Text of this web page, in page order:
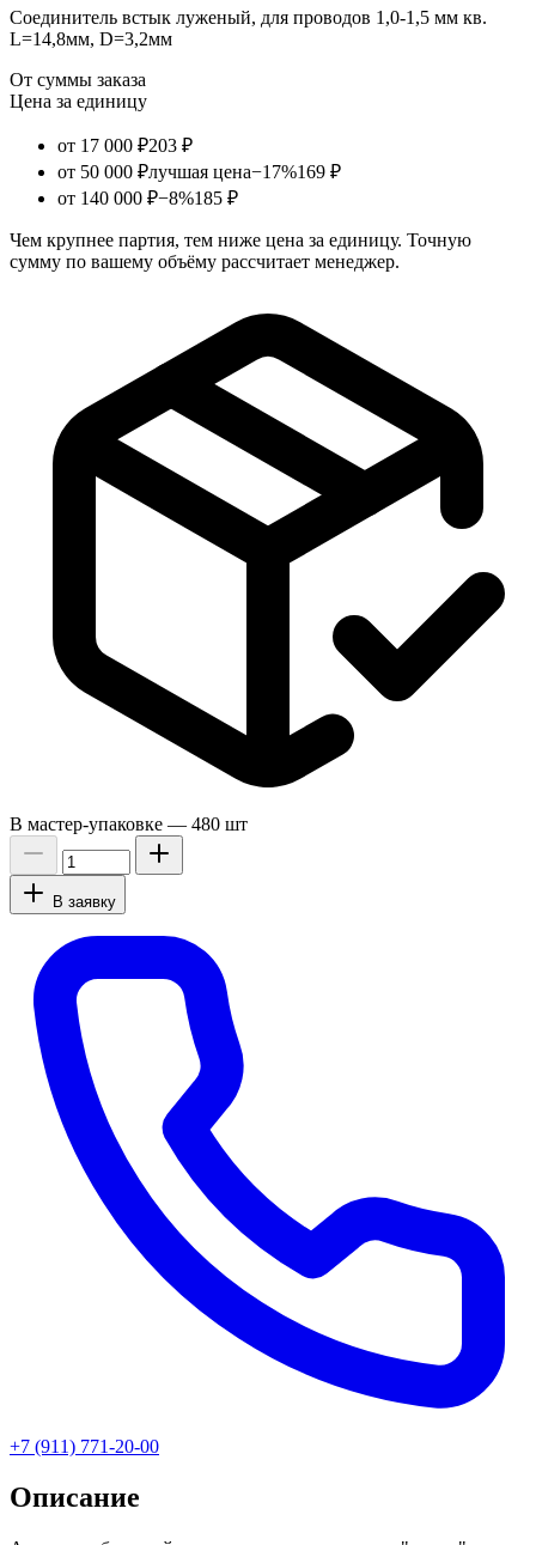
Соединитель встык луженый, для проводов 1,0-1,5 мм кв.
L=14,8мм, D=3,2мм
От суммы заказа
Цена за единицу
от 17 000 ₽203 ₽
от 50 000 ₽лучшая цена−17%169 ₽
от 140 000 ₽−8%185 ₽
Чем крупнее партия, тем ниже цена за единицу. Точную
сумму по вашему объёму рассчитает менеджер.
В мастер-упаковке — 480 шт
В заявку
+7 (911) 771-20-00
Описание